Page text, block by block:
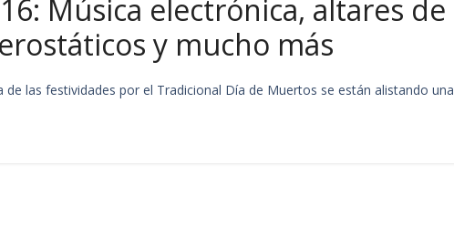
Música electrónica, altares de
y mucho más
las festividades por el Tradicional Día de Muertos se están alistando una